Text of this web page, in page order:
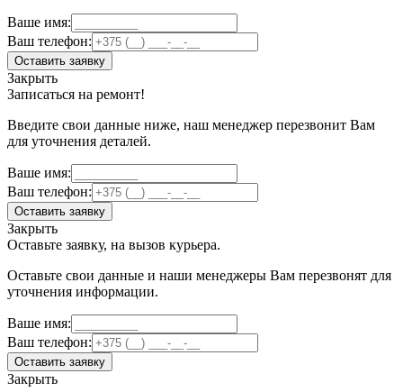
Ваше имя:
Ваш телефон:
Оставить заявку
Закрыть
Записаться на ремонт!
Введите свои данные ниже, наш менеджер перезвонит Вам
для уточнения деталей.
Ваше имя:
Ваш телефон:
Оставить заявку
Закрыть
Оставьте заявку, на вызов курьера.
Оставьте свои данные и наши менеджеры Вам перезвонят для
уточнения информации.
Ваше имя:
Ваш телефон:
Оставить заявку
Закрыть